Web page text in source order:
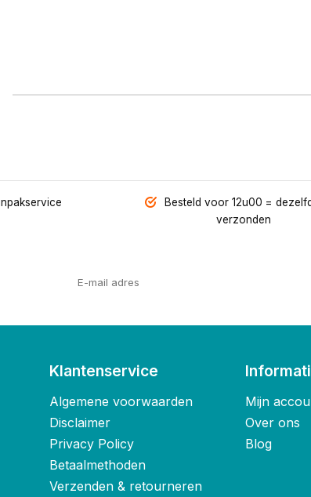
Besteld voor 12u00 =
verzonden
Klantenservice
Algemene voorwaarden
Disclaimer
Privacy Policy
Betaalmethoden
Verzenden & retourneren
Mijn
Over ons
Blog